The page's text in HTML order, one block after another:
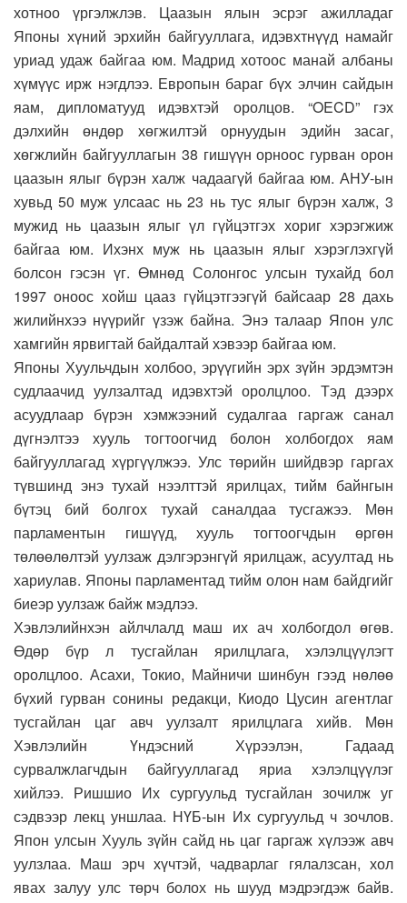
хотноо үргэлжлэв. Цаазын ялын эсрэг ажилладаг
Японы хүний эрхийн байгууллага, идэвхтнүүд намайг
уриад удаж байгаа юм. Мадрид хотоос манай албаны
хүмүүс ирж нэгдлээ. Европын бараг бүх элчин сайдын
яам, дипломатууд идэвхтэй оролцов. “OECD” гэх
дэлхийн өндөр хөгжилтэй орнуудын эдийн засаг,
хөгжлийн байгууллагын 38 гишүүн орноос гурван орон
цаазын ялыг бүрэн халж чадаагүй байгаа юм. АНУ-ын
хувьд 50 муж улсаас нь 23 нь тус ялыг бүрэн халж, 3
мужид нь цаазын ялыг үл гүйцэтгэх хориг хэрэгжиж
байгаа юм. Ихэнх муж нь цаазын ялыг хэрэглэхгүй
болсон гэсэн үг. Өмнөд Солонгос улсын тухайд бол
1997 оноос хойш цааз гүйцэтгээгүй байсаар 28 дахь
жилийнхээ нүүрийг үзэж байна. Энэ талаар Япон улс
хамгийн ярвигтай байдалтай хэвээр байгаа юм.
Японы Хуульчдын холбоо, эрүүгийн эрх зүйн эрдэмтэн
судлаачид уулзалтад идэвхтэй оролцлоо. Тэд дээрх
асуудлаар бүрэн хэмжээний судалгаа гаргаж санал
дүгнэлтээ хууль тогтоогчид болон холбогдох яам
байгууллагад хүргүүлжээ. Улс төрийн шийдвэр гаргах
түвшинд энэ тухай нээлттэй ярилцах, тийм байнгын
бүтэц бий болгох тухай саналдаа тусгажээ. Мөн
парламентын гишүүд, хууль тогтоогчдын өргөн
төлөөлөлтэй уулзаж дэлгэрэнгүй ярилцаж, асуултад нь
хариулав. Японы парламентад тийм олон нам байдгийг
биеэр уулзаж байж мэдлээ.
Хэвлэлийнхэн айлчлалд маш их ач холбогдол өгөв.
Өдөр бүр л тусгайлан ярилцлага, хэлэлцүүлэгт
оролцлоо. Асахи, Токио, Майничи шинбун гээд нөлөө
бүхий гурван сонины редакци, Киодо Цусин агентлаг
тусгайлан цаг авч уулзалт ярилцлага хийв. Мөн
Хэвлэлийн Үндэсний Хүрээлэн, Гадаад
сурвалжлагчдын байгууллагад яриа хэлэлцүүлэг
хийлээ. Ришшио Их сургуульд тусгайлан зочилж уг
сэдвээр лекц уншлаа. НҮБ-ын Их сургуульд ч зочлов.
Япон улсын Хууль зүйн сайд нь цаг гаргаж хүлээж авч
уулзлаа. Маш эрч хүчтэй, чадварлаг гялалзсан, хол
явах залуу улс төрч болох нь шууд мэдрэгдэж байв.